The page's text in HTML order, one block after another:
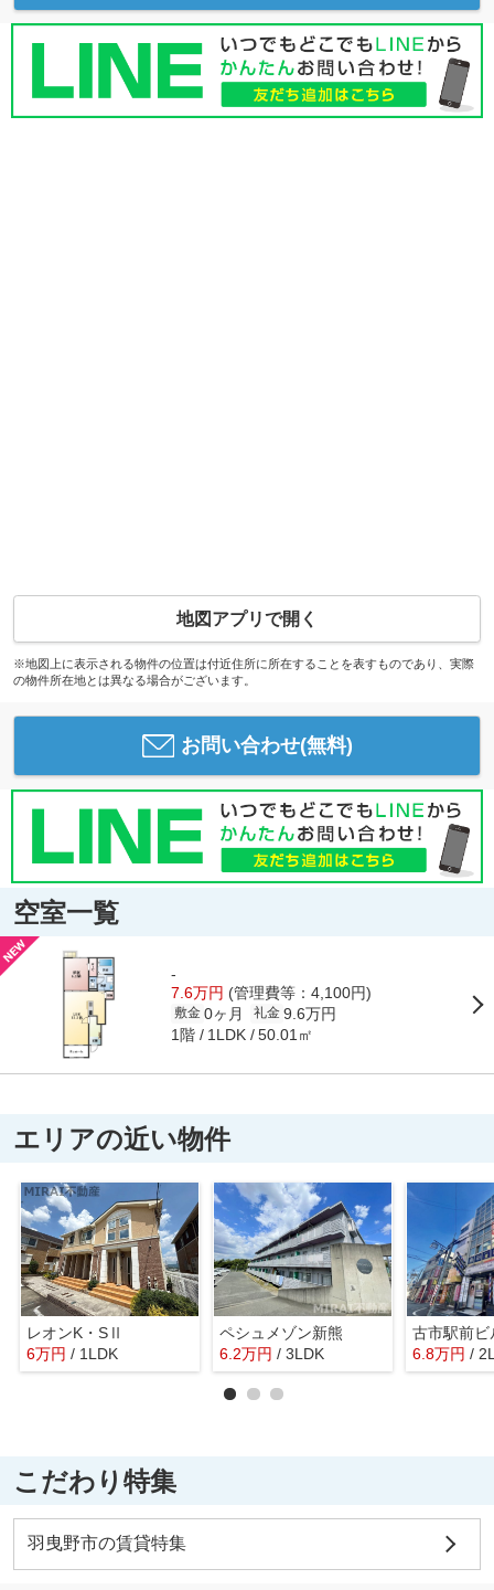
地図アプリで開く
※地図上に表示される物件の位置は付近住所に所在することを表すものであり、実際
の物件所在地とは異なる場合がございます。
お問い合わせ(無料)
空室一覧
-
7.6万円 (管理費等：4,100円)
敷金 0ヶ月 礼金 9.6万円
1階 1LDK 50.01㎡
エリアの近い物件
レオンK・SⅡ
6万円 / 1LDK
ペシュメゾン新熊
6.2万円 / 3LDK
古市駅前ビ
6.8万円 /
こだわり特集
羽曳野市の賃貸特集